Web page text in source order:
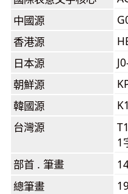
中國源
香港源
日本源
朝鮮源
韓國源
台灣源
1
部首 . 筆畫
總筆畫
19